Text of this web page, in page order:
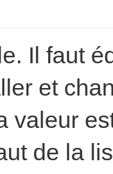
Il faut
et
valeur
de la